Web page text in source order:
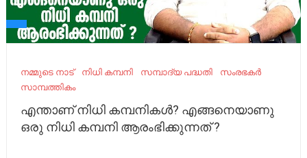
നമ്മുടെ നാട്‌ നിധി കമ്പനി സമ്പാദ്യ പദ്ധതി
സംരഭകർ
സാമ്പത്തികം
എന്താണ് നിധി കമ്പനികൾ? എങ്ങനെയാണു
ഒരു നിധി കമ്പനി ആരംഭിക്കുന്നത് ?